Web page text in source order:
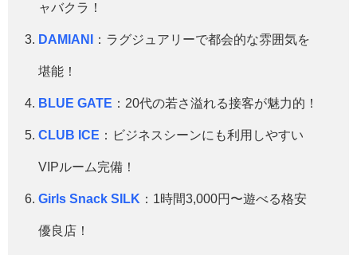
ャバクラ！
DAMIANI ：ラグジュアリーで都会的な雰囲気を
堪能！
BLUE GATE ：20代の若さ溢れる接客が魅力的！
CLUB ICE ：ビジネスシーンにも利用しやすい
VIPルーム完備！
Girls Snack SILK ：1時間3,000円〜遊べる格安
優良店！